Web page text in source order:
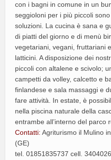
con i bagni in comune in un
seggioloni per i più piccoli
soluzioni. La cucina è sana e
di piatti del giorno e di menù
vegetariani, vegani, fruttariani
latticini. A disposizione dei
piccoli con altalene e scivolo;
campetti da volley, calcetto e
finlandese e sala massaggi e
fare attività. In estate, è
nella piscina naturale della
entrambe all’interno del parco
Contatti: Agriturismo il Mulino
(GE)
tel. 01851835737 cell.